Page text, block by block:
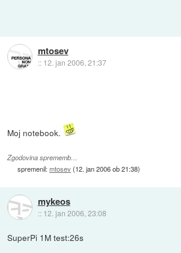
mtosev
:: 12. jan 2006, 21:37
Moj notebook.
Zgodovina sprememb…
spremenil:mtosev(12. jan 2006 ob 21:38)
mykeos
:: 12. jan 2006, 23:08
SuperPi 1M test:26s